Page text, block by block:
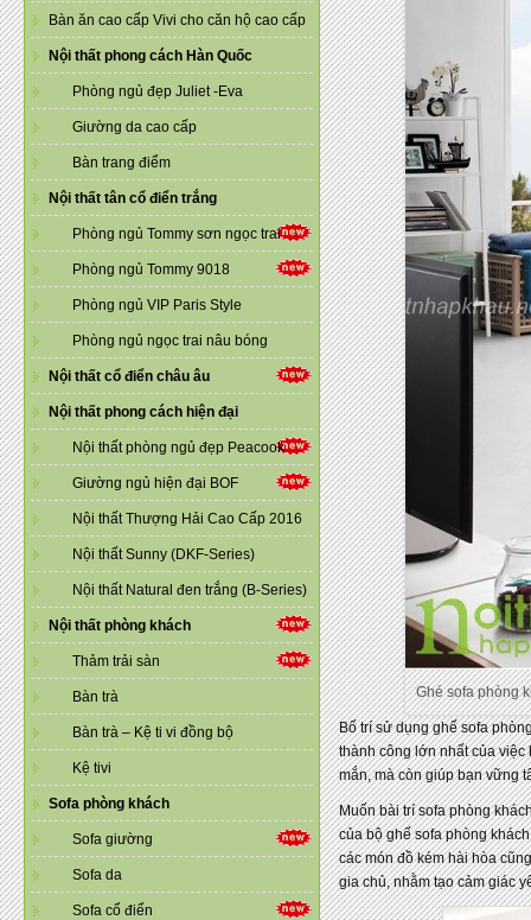
Bàn ăn cao cấp Vivi cho căn hộ cao cấp
Nội thất phong cách Hàn Quốc
Phòng ngủ đẹp Juliet -Eva
Giường da cao cấp
Bàn trang điểm
Nội thất tân cổ điển trắng
Phòng ngủ Tommy sơn ngọc trai
Phòng ngủ Tommy 9018
Phòng ngủ VIP Paris Style
Phòng ngủ ngọc trai nâu bóng
Nội thất cổ điển châu âu
Nội thất phong cách hiện đại
Nội thất phòng ngủ đẹp Peacook
Giường ngủ hiện đại BOF
Nội thất Thượng Hải Cao Cấp 2016
Nội thất Sunny (DKF-Series)
Nội thất Natural đen trắng (B-Series)
Nội thất phòng khách
Thảm trải sàn
Bàn trà
Bàn trà – Kệ ti vi đồng bộ
Kệ tivi
Sofa phòng khách
Sofa giường
Sofa da
Sofa cổ điển
Ghé sofa phòng
Bố trí sử dụng ghế sofa
thành công lớn nhất của việc
mắn, mà còn giúp bạn vững
Muốn bài trí sofa phòng
của bộ ghế sofa phòng
các món đồ kém hài hòa
gia chủ, nhằm tạo cảm giác